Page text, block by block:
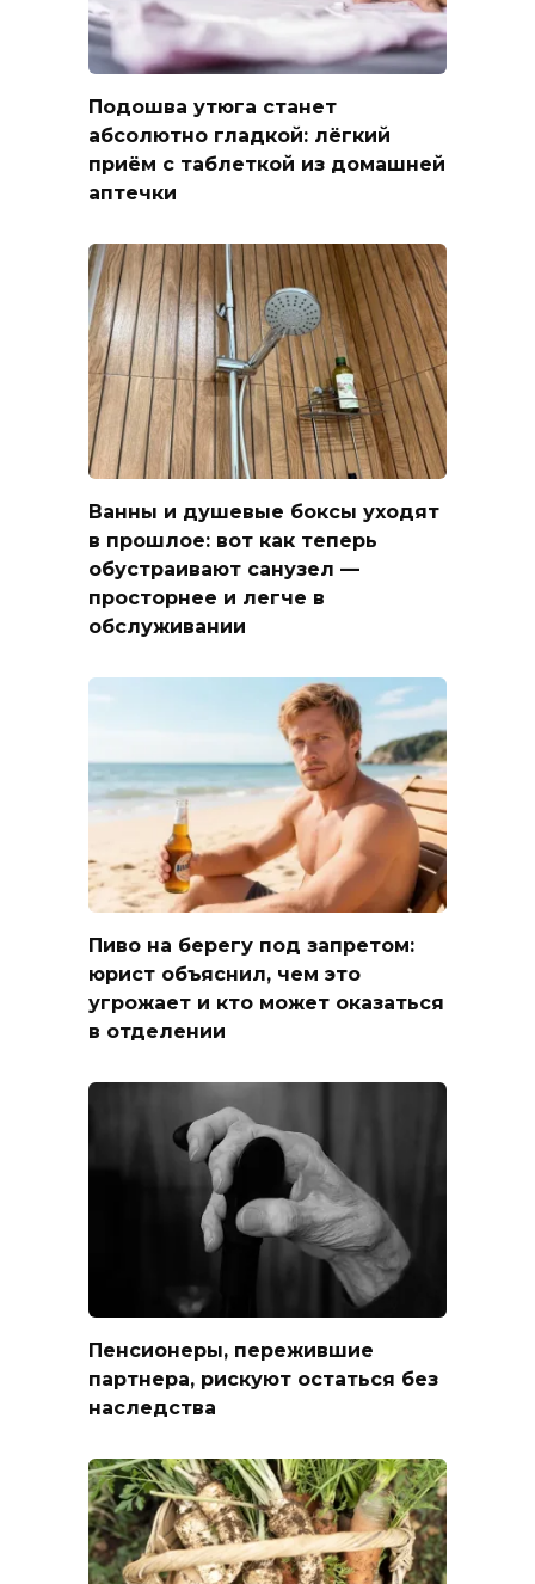
Подошва утюга станет
абсолютно гладкой: лёгкий
приём с таблеткой из домашней
аптечки
Ванны и душевые боксы уходят
в прошлое: вот как теперь
обустраивают санузел —
просторнее и легче в
обслуживании
Пиво на берегу под запретом:
юрист объяснил, чем это
угрожает и кто может оказаться
в отделении
Пенсионеры, пережившие
партнера, рискуют остаться без
наследства